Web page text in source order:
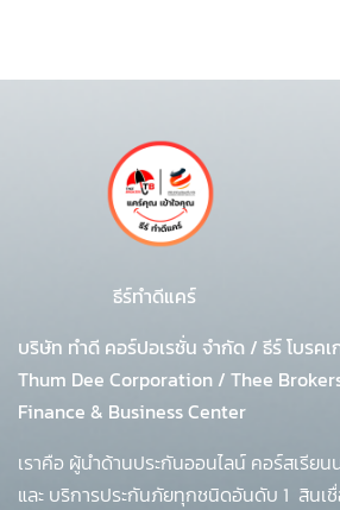
ธีร์ทำดีแคร์
บริษัท ทำดี คอร์ปอเรชั่น จำกัด / ธีร์ โบรค
Thum Dee Corporation / Thee
Finance & Business Center
เราคือ ผู้นำด้านประกันออนไลน์ คอร์สเรียน
และ บริการประกันภัยทุกชนิดอันดับ 1 สินเ